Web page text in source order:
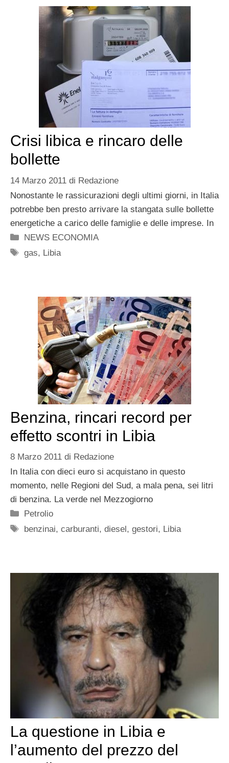
Crisi libica e rincaro delle
bollette
14 Marzo 2011 di Redazione
Nonostante le rassicurazioni degli ultimi giorni, in Italia
potrebbe ben presto arrivare la stangata sulle bollette
energetiche a carico delle famiglie e delle imprese. In
Categorie
NEWS ECONOMIA
Tag
gas, Libia
Benzina, rincari record per
effetto scontri in Libia
8 Marzo 2011 di Redazione
In Italia con dieci euro si acquistano in questo
momento, nelle Regioni del Sud, a mala pena, sei litri
di benzina. La verde nel Mezzogiorno
Categorie
Petrolio
Tag
benzinai,carburanti,diesel ,gestori, Libia
La questione in Libia e
l’aumento del prezzo del